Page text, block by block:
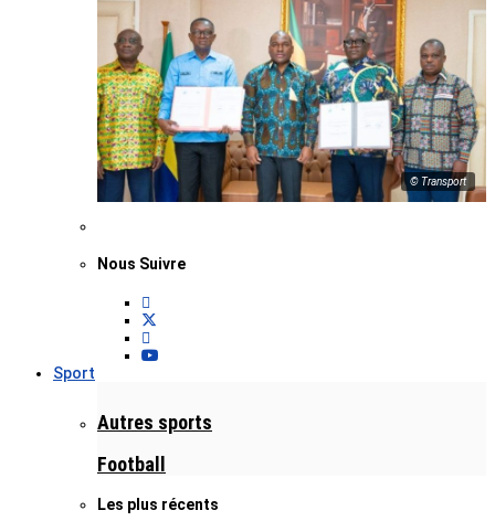
© Transport
Nous Suivre
Sport
Autres sports
Football
Les plus récents